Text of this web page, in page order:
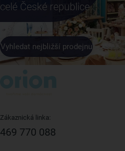
celé České republice
Vyhledat nejbližší prodejnu
Zákaznická linka:
469 770 088